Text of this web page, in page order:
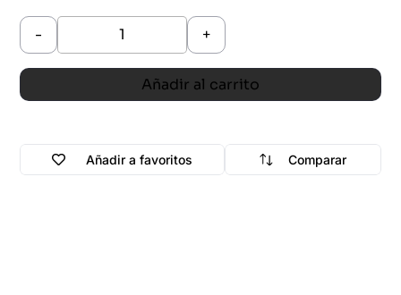
- +
Añadir al carrito
Añadir a favoritos Comparar